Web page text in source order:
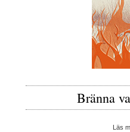
Bränna
Läs